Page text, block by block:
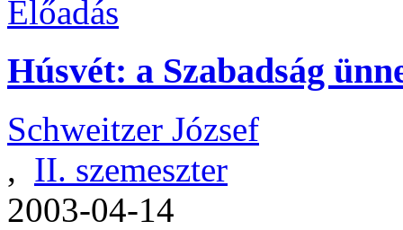
Húsvét: a Szabadság
Schweitzer József
, II. szemeszter
2003-04-14